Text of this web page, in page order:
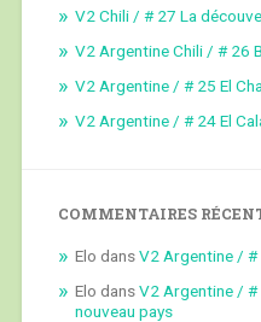
V2 Chili / # 27 La
V2 Argentine Chili / # 26
V2 Argentine / # 25 El
V2 Argentine / # 24 El
COMMENTAIRES
Elo dansV2 Argentine /
Elo dansV2 Argentine / #
nouveau pays